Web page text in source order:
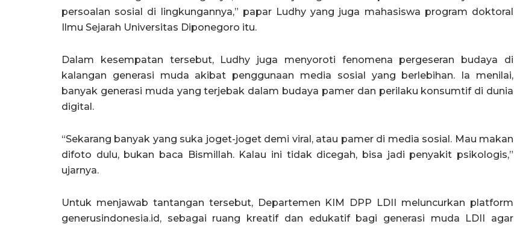
persoalan sosial di lingkungannya,” papar Ludhy yang juga mahasiswa program doktoral
Ilmu Sejarah Universitas Diponegoro itu.
Dalam kesempatan tersebut, Ludhy juga menyoroti fenomena pergeseran budaya di
kalangan generasi muda akibat penggunaan media sosial yang berlebihan. Ia menilai,
banyak generasi muda yang terjebak dalam budaya pamer dan perilaku konsumtif di dunia
digital.
“Sekarang banyak yang suka joget-joget demi viral, atau pamer di media sosial. Mau makan
difoto dulu, bukan baca Bismillah. Kalau ini tidak dicegah, bisa jadi penyakit psikologis,”
ujarnya.
Untuk menjawab tantangan tersebut, Departemen KIM DPP LDII meluncurkan platform
generusindonesia.id, sebagai ruang kreatif dan edukatif bagi generasi muda LDII agar